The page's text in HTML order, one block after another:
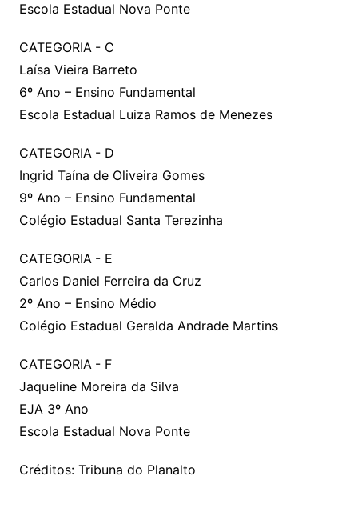
Escola Estadual Nova Ponte
CATEGORIA - C
Laísa Vieira Barreto
6º Ano – Ensino Fundamental
Escola Estadual Luiza Ramos de Menezes
CATEGORIA - D
Ingrid Taína de Oliveira Gomes
9º Ano – Ensino Fundamental
Colégio Estadual Santa Terezinha
CATEGORIA - E
Carlos Daniel Ferreira da Cruz
2º Ano – Ensino Médio
Colégio Estadual Geralda Andrade Martins
CATEGORIA - F
Jaqueline Moreira da Silva
EJA 3º Ano
Escola Estadual Nova Ponte
Créditos: Tribuna do Planalto